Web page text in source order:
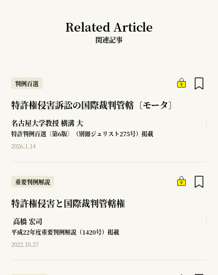
Related Article
関連記事
判例百選
特許権侵害訴訟の国際裁判管轄〔モータ〕
名古屋大学教授 横溝 大
特許判例百選〔第6版〕（別冊ジュリスト275号）掲載
2026.1.14
重要判例解説
特許権侵害と国際裁判管轄権
高橋 宏司
平成22年度重要判例解説（1420号）掲載
2022.10.27